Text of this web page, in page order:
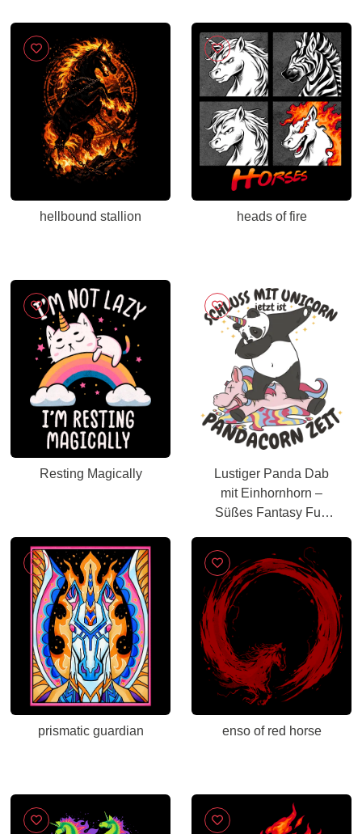
hellbound stallion heads of fire
Resting Magically
Lustiger Panda Dab
mit Einhornhorn –
Süßes Fantasy Fun
prismatic guardian enso of red horse